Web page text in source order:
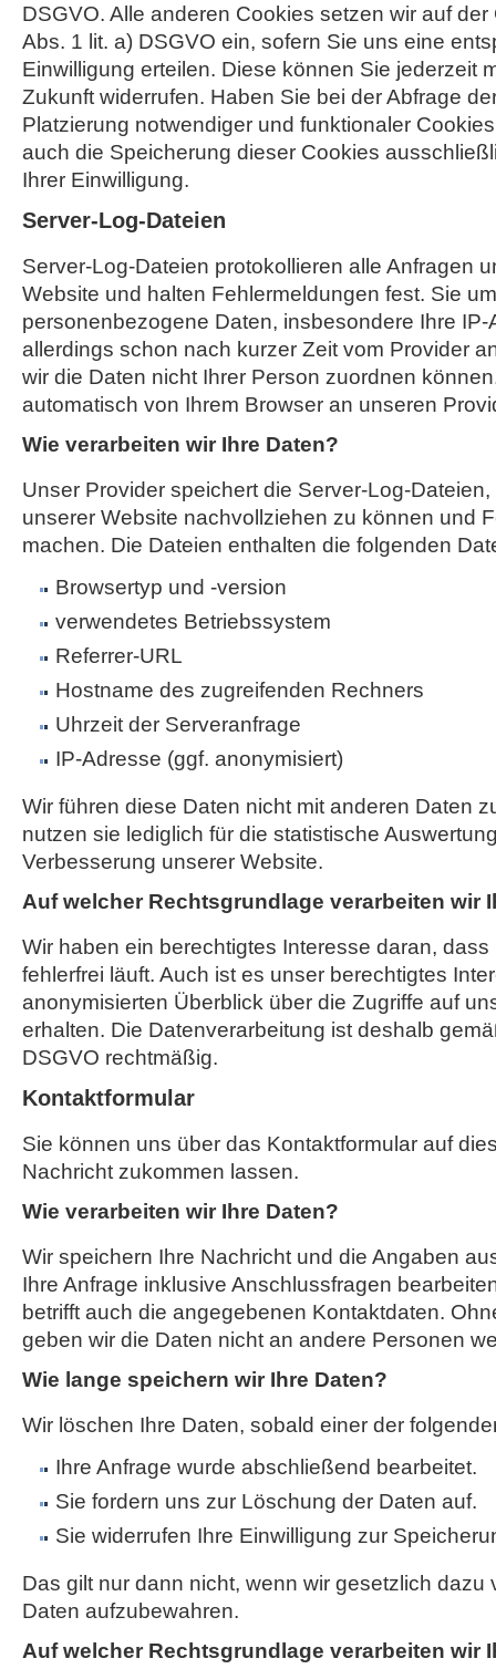
DSGVO. Alle anderen Cookies setzen wir auf
Abs. 1 lit. a) DSGVO ein, sofern Sie uns eine
Einwilligung erteilen. Diese können Sie jederzeit
Zukunft widerrufen. Haben Sie bei der Abfrage
Platzierung notwendiger und funktionaler
auch die Speicherung dieser Cookies
Ihrer Einwilligung.
Server-Log-Dateien
Server-Log-Dateien protokollieren alle Anfragen
Website und halten Fehlermeldungen fest. Sie
personenbezogene Daten, insbesondere Ihre
allerdings schon nach kurzer Zeit vom Provider
wir die Daten nicht Ihrer Person zuordnen
automatisch von Ihrem Browser an unseren
Wie verarbeiten wir Ihre Daten?
Unser Provider speichert die Server-Log-
unserer Website nachvollziehen zu können und
machen. Die Dateien enthalten die folgenden
Browsertyp und -version
verwendetes Betriebssystem
Referrer-URL
Hostname des zugreifenden Rechners
Uhrzeit der Serveranfrage
IP-Adresse (ggf. anonymisiert)
Wir führen diese Daten nicht mit anderen Daten
nutzen sie lediglich für die statistische
Verbesserung unserer Website.
Auf welcher Rechtsgrundlage verarbeiten wir
Wir haben ein berechtigtes Interesse daran,
fehlerfrei läuft. Auch ist es unser berechtigtes
anonymisierten Überblick über die Zugriffe auf
erhalten. Die Datenverarbeitung ist deshalb
DSGVO rechtmäßig.
Kontaktformular
Sie können uns über das Kontaktformular auf
Nachricht zukommen lassen.
Wie verarbeiten wir Ihre Daten?
Wir speichern Ihre Nachricht und die Angaben
Ihre Anfrage inklusive Anschlussfragen
betrifft auch die angegebenen Kontaktdaten.
geben wir die Daten nicht an andere Personen
Wie lange speichern wir Ihre Daten?
Wir löschen Ihre Daten, sobald einer der
Ihre Anfrage wurde abschließend bearbeitet.
Sie fordern uns zur Löschung der Daten auf.
Sie widerrufen Ihre Einwilligung zur
Das gilt nur dann nicht, wenn wir gesetzlich dazu
Daten aufzubewahren.
Auf welcher Rechtsgrundlage verarbeiten wir